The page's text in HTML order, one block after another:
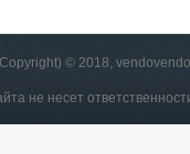
© 2018,
не несет